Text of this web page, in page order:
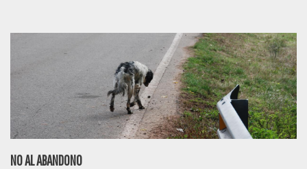
NO AL ABANDONO